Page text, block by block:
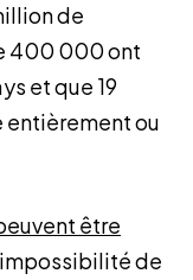
de
400 000 ont
et que 19
ou
être
de